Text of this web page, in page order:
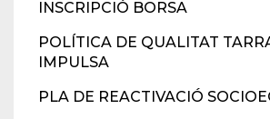
INSCRIPCIÓ BORSA
POLÍTICA DE QUALITAT
IMPULSA
PLA DE REACTIVACIÓ